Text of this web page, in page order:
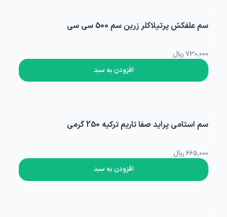
سم علفکش پرتیلاکلر زرین سم 500 سی سی
730,000 ریال
افزودن به سبد
سم استامی پراید صفا تاریم ترکیه 250 گرمی
665,000 ریال
افزودن به سبد